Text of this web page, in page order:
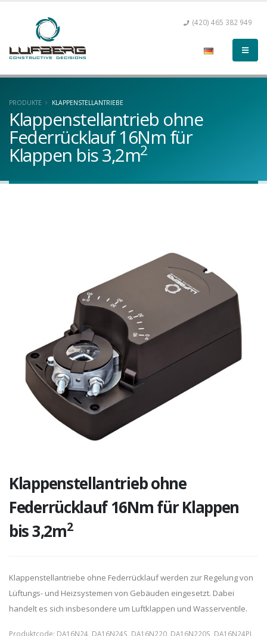
(420) 465 382 949
PRODUKTE KLAPPENSTELLANTRIEBE
Klappenstellantrieb ohne
Federrücklauf 16Nm für
Klappen bis 3,2m2
Klappenstellantrieb ohne
Federrücklauf 16Nm für Klappen
bis 3,2m2
Klappenstellantriebe ohne Federrücklauf werden zur Regelung von
Lüftungs- und Heizsystemen von Gebäuden eingesetzt. Dabei
handelt es sich insbesondere um Luftklappen und Wasserventile.
Produktcode: DA16N24, DA16N24S, DA16N220, DA16N220S, DA16N24PI,